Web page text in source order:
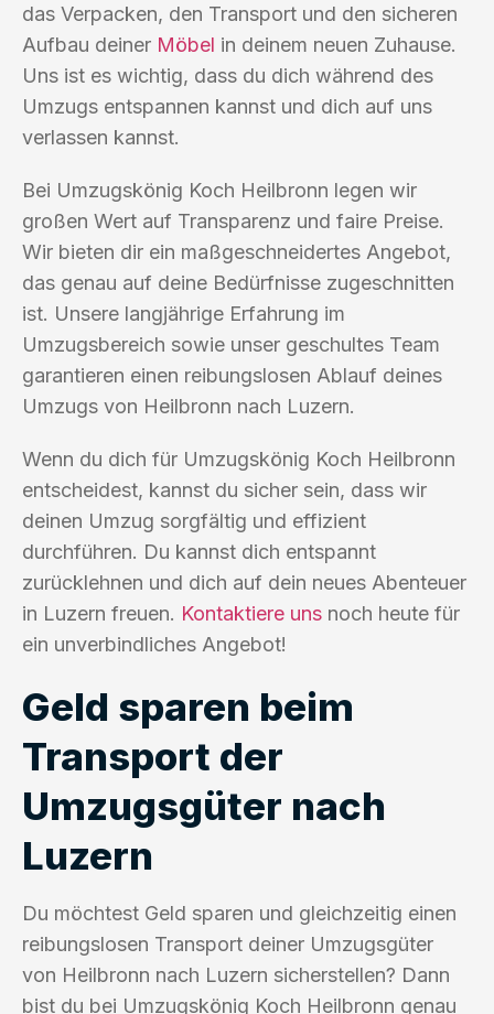
das Verpacken, den Transport und den sicheren
Aufbau deiner Möbel in deinem neuen Zuhause.
Uns ist es wichtig, dass du dich während des
Umzugs entspannen kannst und dich auf uns
verlassen kannst.
Bei Umzugskönig Koch Heilbronn legen wir
großen Wert auf Transparenz und faire Preise.
Wir bieten dir ein maßgeschneidertes Angebot,
das genau auf deine Bedürfnisse zugeschnitten
ist. Unsere langjährige Erfahrung im
Umzugsbereich sowie unser geschultes Team
garantieren einen reibungslosen Ablauf deines
Umzugs von Heilbronn nach Luzern.
Wenn du dich für Umzugskönig Koch Heilbronn
entscheidest, kannst du sicher sein, dass wir
deinen Umzug sorgfältig und effizient
durchführen. Du kannst dich entspannt
zurücklehnen und dich auf dein neues Abenteuer
in Luzern freuen. Kontaktiere uns noch heute für
ein unverbindliches Angebot!
Geld sparen beim
Transport der
Umzugsgüter nach
Luzern
Du möchtest Geld sparen und gleichzeitig einen
reibungslosen Transport deiner Umzugsgüter
von Heilbronn nach Luzern sicherstellen? Dann
bist du bei Umzugskönig Koch Heilbronn genau